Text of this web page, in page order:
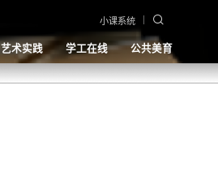
小课系统
艺术实践 学工在线 公共美育